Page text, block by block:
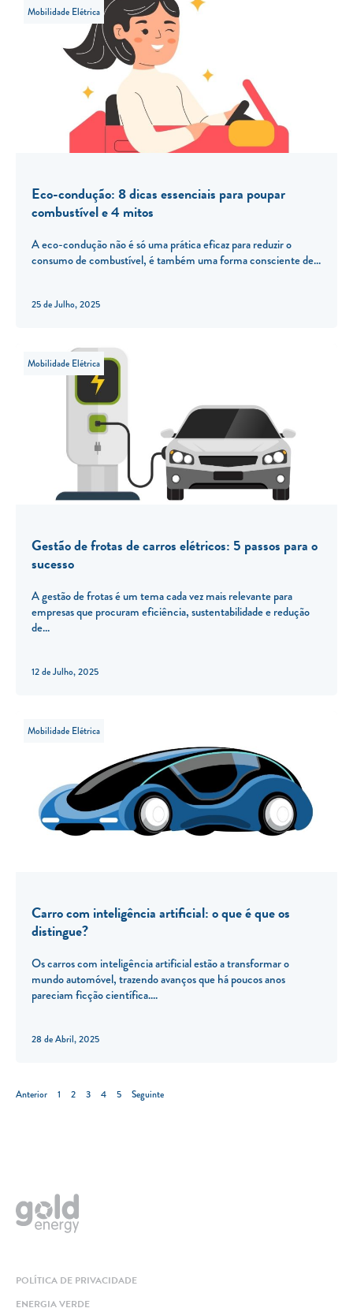
Mobilidade Elétrica
Eco-condução: 8 dicas essenciais para poupar
combustível e 4 mitos
A eco-condução não é só uma prática eficaz para reduzir o
consumo de combustível, é também uma forma consciente de
25 de Julho, 2025
Mobilidade Elétrica
Gestão de frotas de carros elétricos: 5 passos para o
sucesso
A gestão de frotas é um tema cada vez mais relevante para
empresas que procuram eficiência, sustentabilidade e redução
de
12 de Julho, 2025
Mobilidade Elétrica
Carro com inteligência artificial: o que é que os
distingue?
Os carros com inteligência artificial estão a transformar o
mundo automóvel, trazendo avanços que há poucos anos
pareciam ficção científica.
28 de Abril, 2025
Anterior 1 2 3 4 5 Seguinte
POLÍTICA DE PRIVACIDADE
ENERGIA VERDE